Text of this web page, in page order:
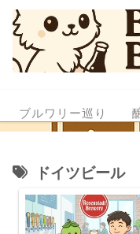
ブルワリー巡り
ドイツビール